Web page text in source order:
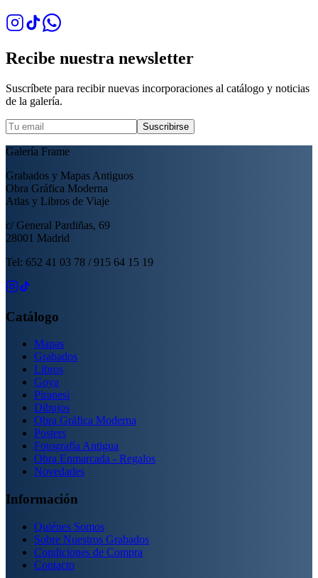
Recibe nuestra newsletter
Suscríbete para recibir nuevas incorporaciones al catálogo y noticias
de la galería.
Suscribirse
Galería Frame
Grabados y Mapas Antiguos
Obra Gráfica Moderna
Atlas y Libros de Viaje
c/ General Pardiñas, 69
28001 Madrid
Tel: 652 41 03 78 / 915 64 15 19
Catálogo
Mapas
Grabados
Libros
Goya
Piranesi
Dibujos
Obra Gráfica Moderna
Posters
Fotografía Antigua
Obra Enmarcada - Regalos
Novedades
Información
Quiénes Somos
Sobre Nuestros Grabados
Condiciones de Compra
Contacto